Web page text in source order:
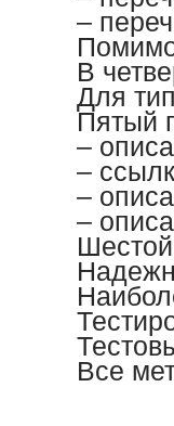
–
В
Для
Пятый
–
–
–
–
Все